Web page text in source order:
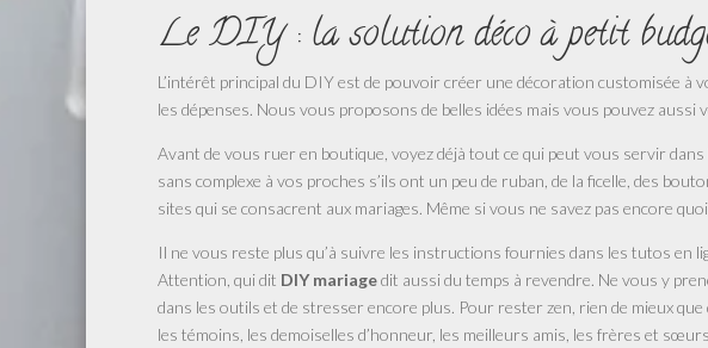
Le DIY : la solution déco à petit
L’intérêt principal du DIY est de pouvoir créer une décoration customisée à
les dépenses. Nous vous proposons de belles idées mais vous pouvez
Avant de vous ruer en boutique, voyez déjà tout ce qui peut vous servir dans
sans complexe à vos proches s’ils ont un peu de ruban, de la ficelle, des
sites qui se consacrent aux mariages. Même si vous ne savez pas encore
Il ne vous reste plus qu’à suivre les instructions fournies dans les tutos en
Attention, qui dit DIY mariagedit aussi du temps à revendre. Ne vous y
dans les outils et de stresser encore plus. Pour rester zen, rien de mieux
les témoins, les demoiselles d’honneur, les meilleurs amis, les frères et